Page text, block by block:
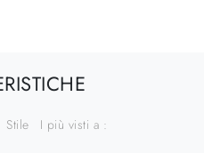
Stile I più visti a :